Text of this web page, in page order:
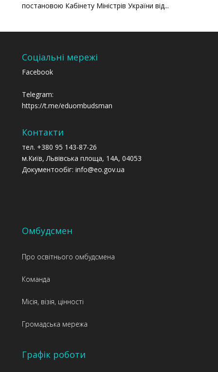
постановою Кабінету Міністрів України від...
Соціальні мережі
Facebook
Telegram:
https://t.me/eduombudsman
Контакти
тел. +380 95 143-87-26
м.Київ, Львівська площа, 14А, 04053
Документообіг: info@eo.gov.ua
Омбудсмен
Про освітнього омбудсмена
Команда
Місія, візія, цінності
Громадська мережа
Графік роботи